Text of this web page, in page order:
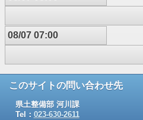
08/07 07:00
このサイトの問い合わせ先
県土整備部 河川課
Tel： 023-630-2611